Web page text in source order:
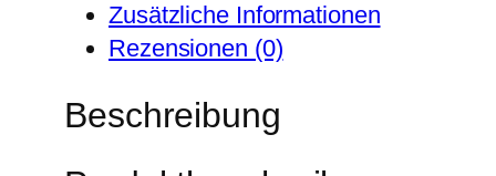
Zusätzliche Informationen
Rezensionen (0)
Beschreibung